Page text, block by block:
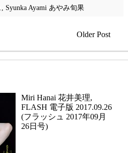
Syunka Ayami あやみ旬果
Older Post
Miri Hanai 花井美理,
FLASH 電子版 2017.09.26
(フラッシュ 2017年09月
26日号)